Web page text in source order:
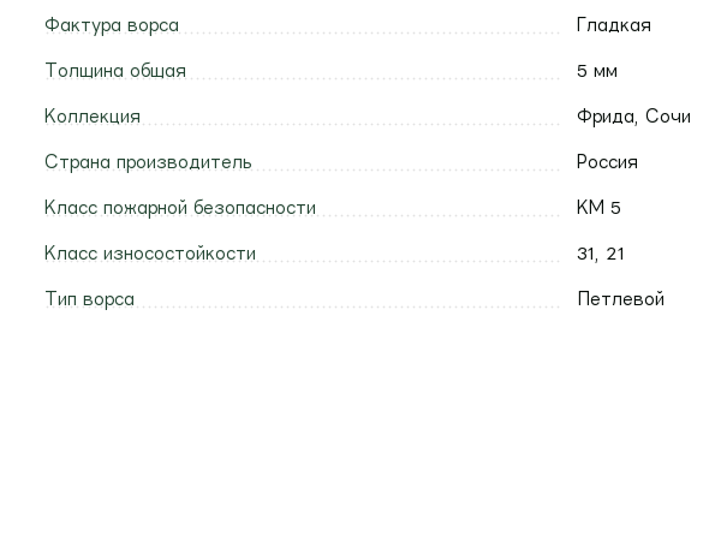
Фактура ворса Гладкая
Толщина общая 5 мм
Коллекция Фрида, Сочи
Страна производитель Россия
Класс пожарной безопасности КМ 5
Класс износостойкости 31, 21
Тип ворса Петлевой